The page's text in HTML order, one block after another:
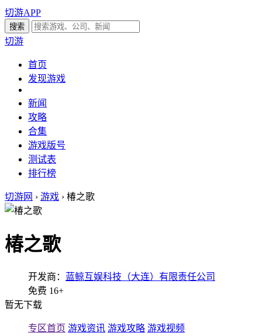
切游APP
切游
首页
发现游戏
新闻
攻略
合集
游戏版号
测试表
排行榜
切游网 › 游戏 › 椿之歌
椿之歌
开发商：
蓝鲸互娱科技（大连）有限责任公司
免费 16+
暂无下载
专区首页 游戏资讯 游戏攻略 游戏视频